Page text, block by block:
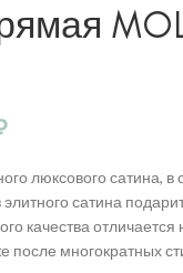
люксового сатина,
сатина
качества
после многократных